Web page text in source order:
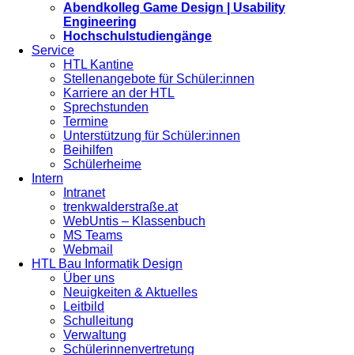
Abendkolleg Game Design | Usability
Engineering
Hochschulstudiengänge
Service
HTL Kantine
Stellenangebote für Schüler:innen
Karriere an der HTL
Sprechstunden
Termine
Unterstützung für Schüler:innen
Beihilfen
Schülerheime
Intern
Intranet
trenkwalderstraße.at
WebUntis – Klassenbuch
MS Teams
Webmail
HTL Bau Informatik Design
Über uns
Neuigkeiten & Aktuelles
Leitbild
Schulleitung
Verwaltung
Schülerinnenvertretung